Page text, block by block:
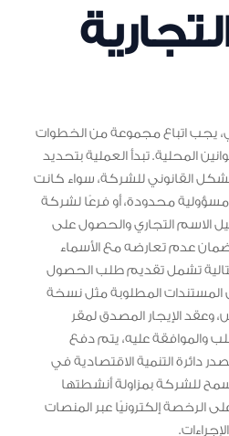
يجب اتباع مجموعة من الخطوات
المحلية. تبدأ العملية بتحديد
القانوني للشركة، سواء كانت
محدودة، أو فرعًا لشركة
الاسم التجاري والحصول على
عدم تعارضه مع الأسماء
تشمل تقديم طلب الحصول
المستندات المطلوبة مثل نسخة
وعقد الإيجار المصدق لمقر
والموافقة عليه، يتم دفع
دائرة التنمية الاقتصادية في
للشركة بمزاولة أنشطتها
الرخصة إلكترونيًا عبر المنصات